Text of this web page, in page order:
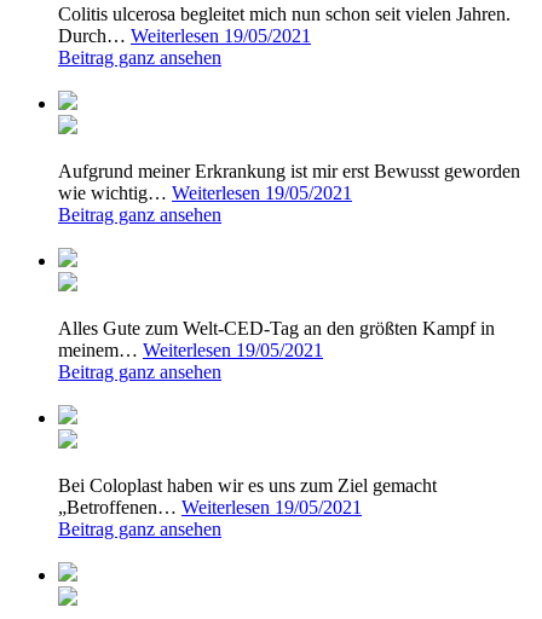
Colitis ulcerosa begleitet mich nun schon seit vielen Jahren.
Durch… Weiterlesen 19/05/2021
Beitrag ganz ansehen
Aufgrund meiner Erkrankung ist mir erst Bewusst geworden
wie wichtig… Weiterlesen 19/05/2021
Beitrag ganz ansehen
Alles Gute zum Welt-CED-Tag an den größten Kampf in
meinem… Weiterlesen 19/05/2021
Beitrag ganz ansehen
Bei Coloplast haben wir es uns zum Ziel gemacht
„Betroffenen… Weiterlesen 19/05/2021
Beitrag ganz ansehen